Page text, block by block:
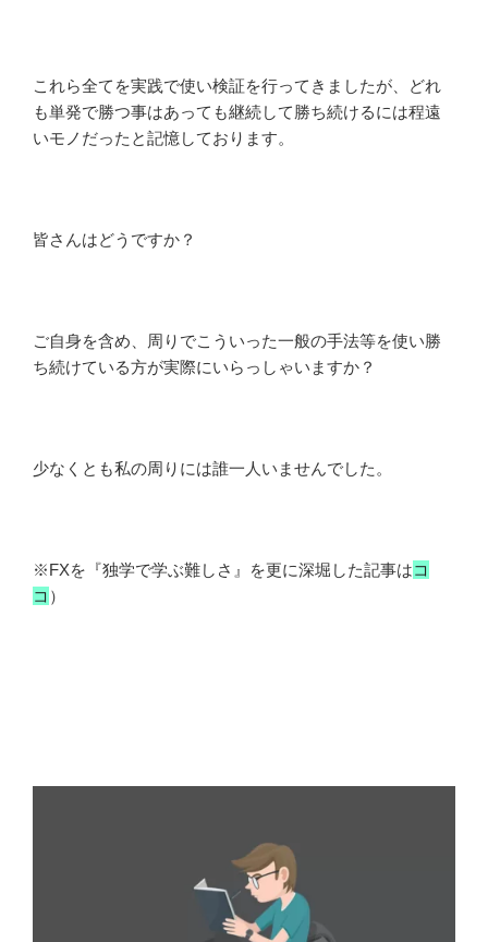
これら全てを実践で使い検証を行ってきましたが、どれ
も単発で勝つ事はあっても継続して勝ち続けるには程遠
いモノだったと記憶しております。
皆さんはどうですか？
ご自身を含め、周りでこういった一般の手法等を使い勝
ち続けている方が実際にいらっしゃいますか？
少なくとも私の周りには誰一人いませんでした。
※FXを『独学で学ぶ難しさ』を更に深堀した記事はコ
コ ）